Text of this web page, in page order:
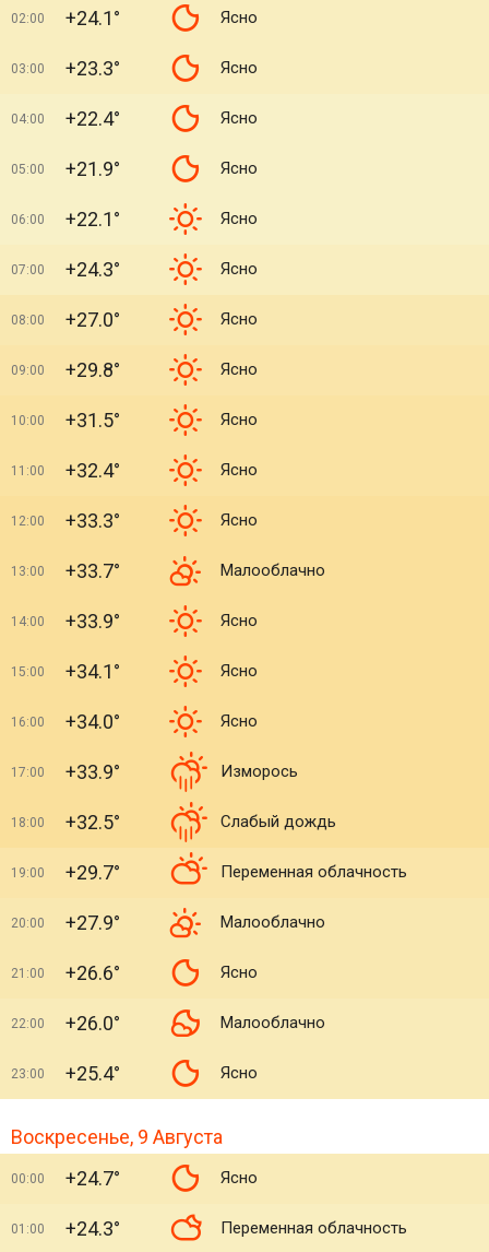
02:00 +24.1° Ясно
03:00 +23.3° Ясно
04:00 +22.4° Ясно
05:00 +21.9° Ясно
06:00 +22.1° Ясно
07:00 +24.3° Ясно
08:00 +27.0° Ясно
09:00 +29.8° Ясно
10:00 +31.5° Ясно
11:00 +32.4° Ясно
12:00 +33.3° Ясно
13:00 +33.7° Малооблачно
14:00 +33.9° Ясно
15:00 +34.1° Ясно
16:00 +34.0° Ясно
17:00 +33.9° Изморось
18:00 +32.5° Слабый дождь
19:00 +29.7° Переменная облачность
20:00 +27.9° Малооблачно
21:00 +26.6° Ясно
22:00 +26.0° Малооблачно
23:00 +25.4° Ясно
Воскресенье, 9 Августа
00:00 +24.7° Ясно
01:00 +24.3° Переменная облачность